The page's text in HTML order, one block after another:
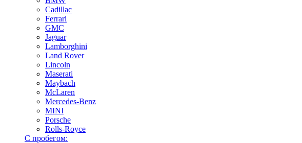
Cadillac
Ferrari
GMC
Jaguar
Lamborghini
Land Rover
Lincoln
Maserati
Maybach
McLaren
Mercedes-Benz
MINI
Porsche
Rolls-Royce
С пробегом: